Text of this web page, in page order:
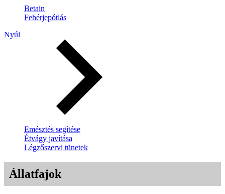
Betain
Fehérjepótlás
Nyúl
Emésztés segítése
Étvágy javítása
Légzőszervi tünetek
Állatfajok